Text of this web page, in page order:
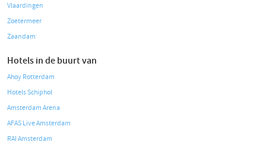
Vlaardingen
Zoetermeer
Zaandam
Hotels in de buurt van
Ahoy Rotterdam
Hotels Schiphol
Amsterdam Arena
AFAS Live Amsterdam
RAI Amsterdam